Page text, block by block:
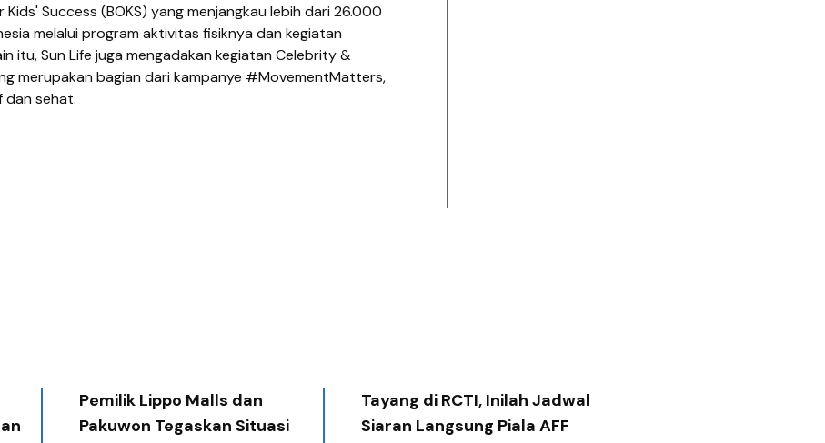
Success (BOKS) yang menjangkau lebih dari 26.000
melalui program aktivitas fisiknya dan kegiatan
itu, Sun Life juga mengadakan kegiatan Celebrity &
merupakan bagian dari kampanye #MovementMatters,
dan sehat.
Pemilik Lippo Malls dan
Pakuwon Tegaskan Situasi
Tayang di RCTI, Inilah Jadwal
Siaran Langsung Piala AFF